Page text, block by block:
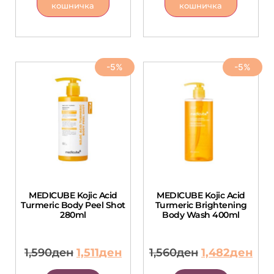
кошничка
кошничка
-5%
MEDICUBE Kojic Acid
Turmeric Body Peel Shot
280ml
1,590ден 1,511ден
-5%
MEDICUBE Kojic Acid
Turmeric Brightening
Body Wash 400ml
1,560ден 1,482ден